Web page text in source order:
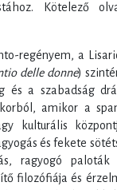
Kötelező
regényem, a
delle donne)
a szabadság
amikor a
kulturális
és fekete
ragyogó paloták
filozófiája és